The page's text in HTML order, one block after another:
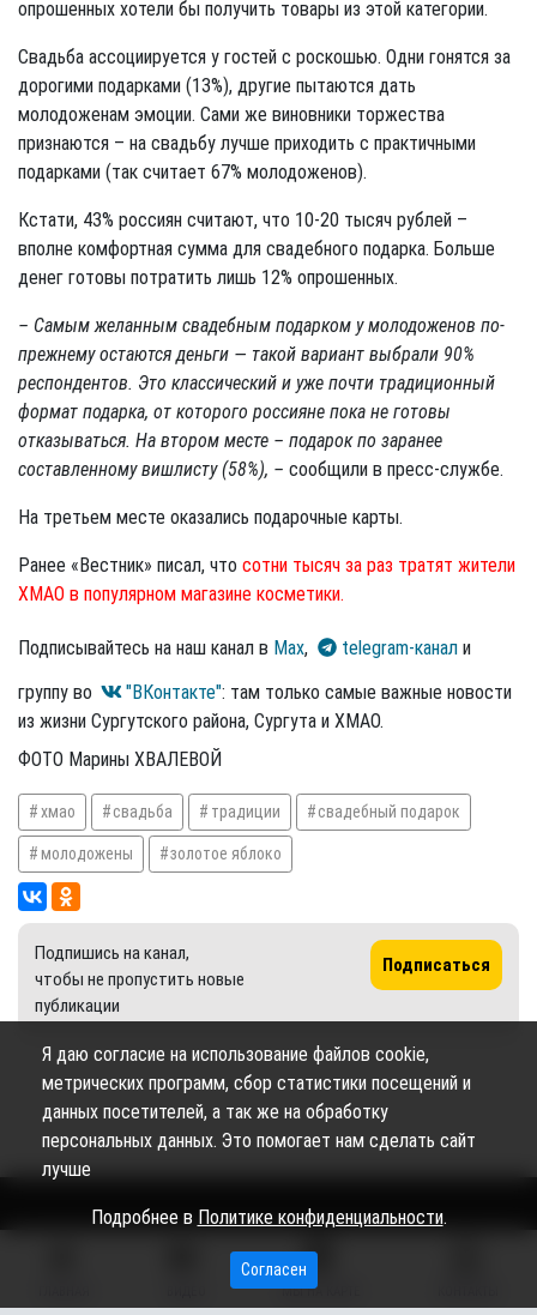
опрошенных хотели бы получить товары из этой категории.
Свадьба ассоциируется у гостей с роскошью. Одни гонятся за
дорогими подарками (13%), другие пытаются дать
молодоженам эмоции. Сами же виновники торжества
признаются – на свадьбу лучше приходить с практичными
подарками (так считает 67% молодоженов).
Кстати, 43% россиян считают, что 10-20 тысяч рублей –
вполне комфортная сумма для свадебного подарка. Больше
денег готовы потратить лишь 12% опрошенных.
– Самым желанным свадебным подарком у молодоженов по-
прежнему остаются деньги — такой вариант выбрали 90%
респондентов. Это классический и уже почти традиционный
формат подарка, от которого россияне пока не готовы
отказываться. На втором месте – подарок по заранее
составленному вишлисту (58%), – сообщили в пресс-службе.
На третьем месте оказались подарочные карты.
Ранее «Вестник» писал, что сотни тысяч за раз тратят жители
ХМАО в популярном магазине косметики.
Подписывайтесь на наш канал в Max, telegram-канал и
группу во
"ВКонтакте": там только самые важные новости
из жизни Сургутского района, Сургута и ХМАО.
ФОТО Марины ХВАЛЕВОЙ
хмао свадьба традиции свадебный подарок
молодожены золотое яблоко
Подпишись на канал,
чтобы не пропустить новые
публикации
Подписаться
Сетевое издание «Вестник Сургутского района» (16+)
Сетевое издание Вестник - Новости Сургутского ©
МЫ НА КАРТЕ
Я даю согласие на использование файлов cookie,
метрических программ, сбор статистики посещений и
данных посетителей, а так же на обработку
персональных данных. Это помогает нам сделать сайт
лучше
Подробнее в Политике конфиденциальности.
Согласен